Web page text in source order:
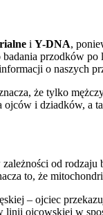
i Y-DNA,
przodków
o naszych
że tylko
i dziadków, a
od
to, że
– ojciec
ojcowskiej w